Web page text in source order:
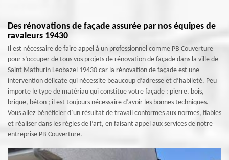
Des rénovations de façade assurée par nos équipes de
ravaleurs 19430
Il est nécessaire de faire appel à un professionnel comme PB Couverture
pour s’occuper de tous vos projets de rénovation de façade dans la ville de
Saint Mathurin Leobazel 19430 car la rénovation de façade est une
intervention délicate qui nécessite beaucoup d’adresse et d’habileté. Peu
importe le type de matériau qui constitue votre façade : pierre, bois,
brique, béton ; il est toujours nécessaire d’avoir les bonnes techniques.
Vous allez bénéficier d’un résultat de travail conformes aux normes, fiables
et réaliser dans les règles de l’art, en faisant appel aux services de notre
entreprise PB Couverture.